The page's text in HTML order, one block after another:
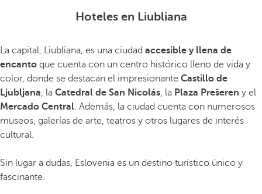
Hoteles en Liubliana
La capital, Liubliana, es una ciudad accesible y llena de
encanto que cuenta con un centro histórico lleno de vida y
color, donde se destacan el impresionante Castillo de
Ljubljana, la Catedral de San Nicolás, la Plaza Prešeren y el
Mercado Central. Además, la ciudad cuenta con numerosos
museos, galerías de arte, teatros y otros lugares de interés
cultural.
Sin lugar a dudas, Eslovenia es un destino turístico único y
fascinante.